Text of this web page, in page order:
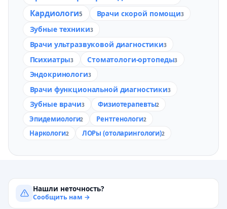
Кардиологи5 Врачи скорой помощи3
Зубные техники3
Врачи ультразвуковой диагностики3
Психиатры3 Стоматологи-ортопеды3
Эндокринологи3
Врачи функциональной диагностики3
Зубные врачи3 Физиотерапевты2
Эпидемиологи2 Рентгенологи2
Наркологи2 ЛОРы (отоларингологи)2
Нашли неточность?
Сообщить нам →